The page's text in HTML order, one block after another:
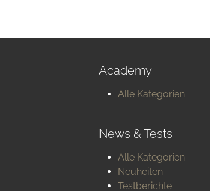
Academy
Alle Kategorien
News & Tests
Alle Kategorien
Neuheiten
Testberichte